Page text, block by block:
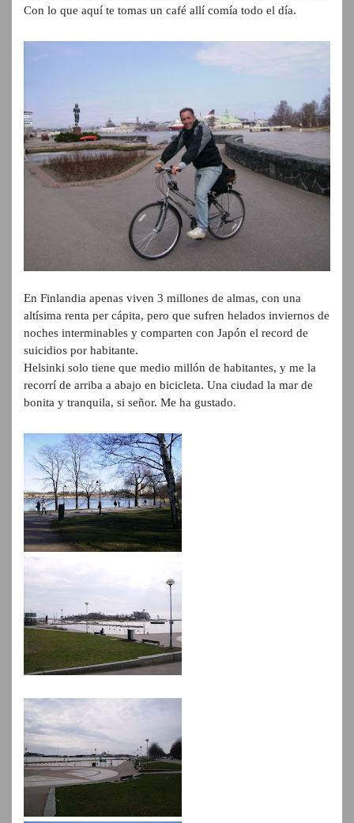
Con lo que aquí te tomas un café allí comía todo el día.
En Finlandia apenas viven 3 millones de almas, con una
altísima renta per cápita, pero que sufren helados inviernos de
noches interminables y comparten con Japón el record de
suicidios por habitante.
Helsinki solo tiene que medio millón de habitantes, y me la
recorrí de arriba a abajo en bicicleta. Una ciudad la mar de
bonita y tranquila, si señor. Me ha gustado.